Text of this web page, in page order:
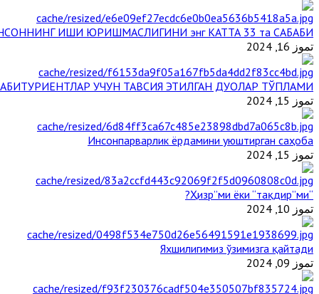
ИШИ ЮРИШМАСЛИГИНИ энг КАТТА 33 та САБАБИ
تموز 16, 2024
АБИТУРИЕНТЛАР УЧУН ТАВСИЯ ЭТИЛГАН ДУОЛАР ТЎПЛАМИ
تموز 15, 2024
Инсонпарварлик ёрдамини уюштирган саҳоба
تموز 15, 2024
“Ҳизр”ми ёки “тақдир”ми?
تموز 10, 2024
Яхшилигимиз ўзимизга қайтади
تموز 09, 2024